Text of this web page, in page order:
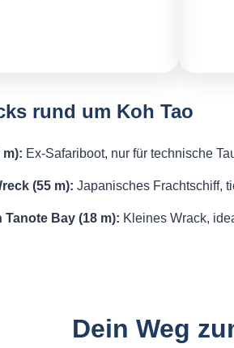
rund um Koh Tao
m): Ex-Safariboot, nur für technische
(55 m): Japanisches Frachtschiff,
Tanote Bay (18 m): Kleines Wrack,
Dein Weg